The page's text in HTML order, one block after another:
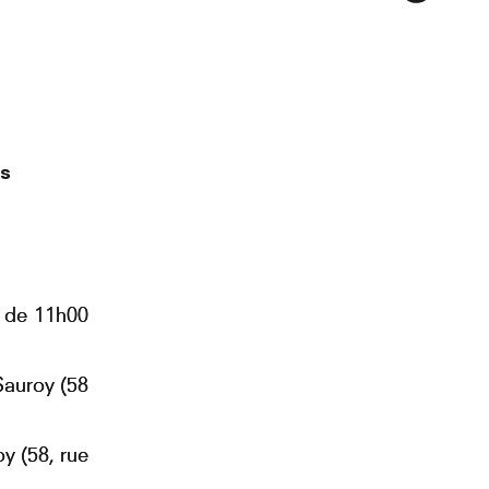
11h00
(58
(58, rue